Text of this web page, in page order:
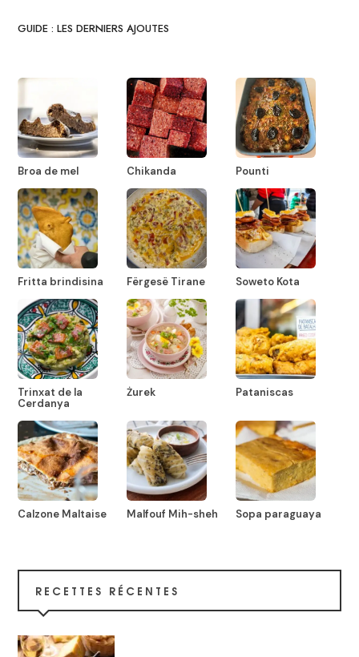
GUIDE : LES DERNIERS AJOUTES
Broa de mel Chikanda Pounti
Fritta brindisina Fërgesë Tirane Soweto Kota
Trinxat de la
Cerdanya
Żurek Pataniscas
Calzone Maltaise Malfouf Mih-sheh Sopa paraguaya
RECETTES RÉCENTES